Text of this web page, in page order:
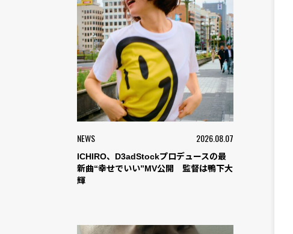
NEWS 2026.08.07
ICHIRO、D3adStockプロデュースの最
新曲“幸せでいい”MV公開 監督は鴨下大
輝